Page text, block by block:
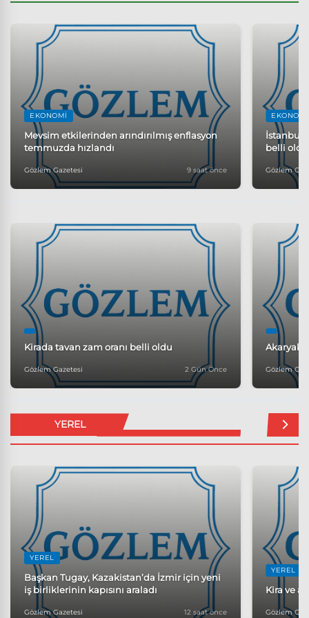
EKONOMI
Mevsim etkilerinden arındırılmış enflasyon
temmuzda hızlandı
Gözlem Gazetesi 9 saat önce
EKONOMI
belli oldu
Gözlem
Kirada tavan zam oranı belli oldu
Gözlem Gazetesi 2 Gün Önce Gözlem
YEREL
YEREL
Başkan Tugay, Kazakistan’da İzmir için yeni
iş birliklerinin kapısını araladı
Gözlem Gazetesi 12 saat önce
YEREL
Kira ve
Gözlem